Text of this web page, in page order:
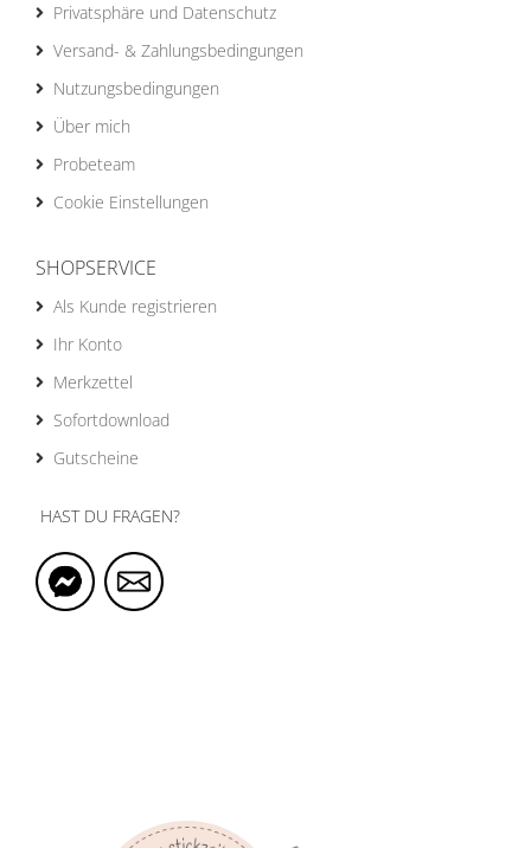
Privatsphäre und Datenschutz
Versand- & Zahlungsbedingungen
Nutzungsbedingungen
Über mich
Probeteam
Cookie Einstellungen
SHOPSERVICE
Als Kunde registrieren
Ihr Konto
Merkzettel
Sofortdownload
Gutscheine
HAST DU FRAGEN?